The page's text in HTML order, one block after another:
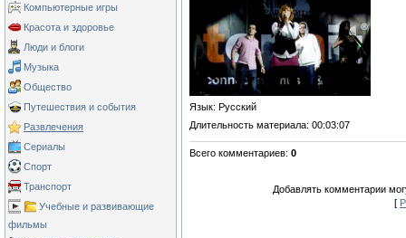
Компьютерные игры
Красота и здоровье
Люди и блоги
Музыка
Общество
Путешествия и события
Развлечения
Сериалы
Спорт
Транспорт
Учебные и развивающие
фильмы
Язык: Русский
Длительность материала: 00:03:07
Всего комментариев: 0
Добавлять комментарии
[